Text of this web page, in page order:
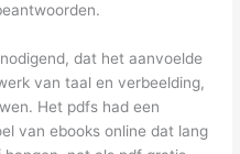
dat het aanvoelde
van taal en verbeelding,
Het pdfs had een
van ebooks online dat lang